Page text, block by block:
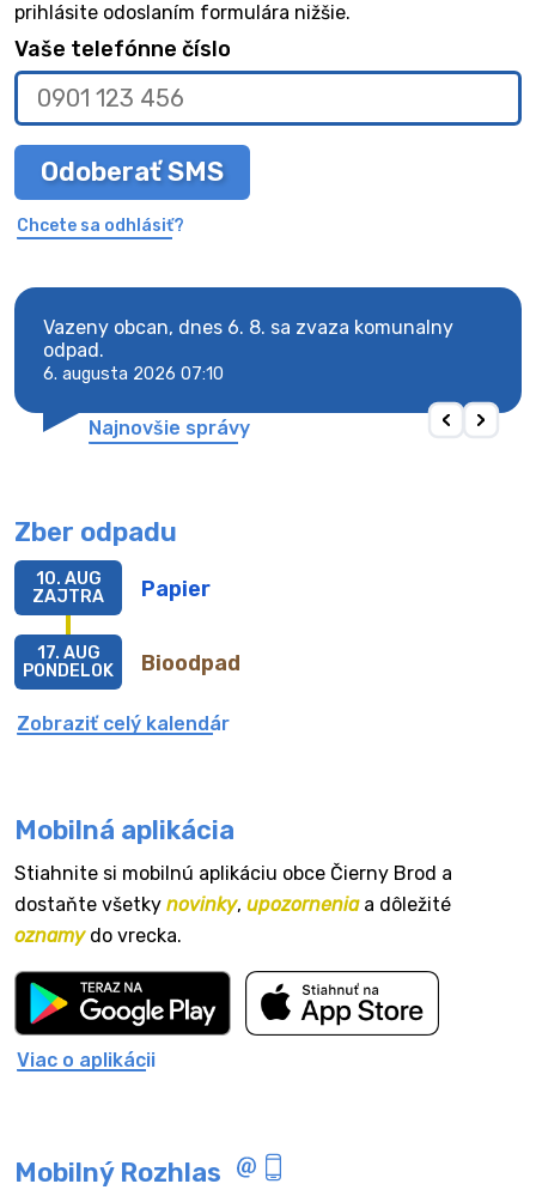
prihlásite odoslaním formulára nižšie.
Vaše telefónne číslo
Odoberať SMS
Chcete sa odhlásiť?
Vazeny obcan, dnes 6. 8. sa zvaza komunalny
odpad.
6. augusta 2026 07:10
Najnovšie správy
Zber odpadu
Papier
10. AUG
ZAJTRA
Bioodpad
17. AUG
PONDELOK
Zobraziť celý kalendár
Mobilná aplikácia
Stiahnite si mobilnú aplikáciu obce Čierny Brod a
dostaňte všetky novinky, upozorneniaa dôležité
oznamydo vrecka.
Viac o aplikácii
Mobilný Rozhlas